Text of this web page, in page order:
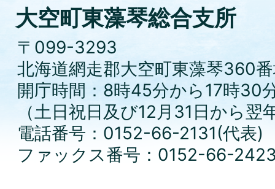
大空町東藻琴総合支所
〒099-3293
北海道網走郡大空町東藻琴360
開庁時間：8時45分から17時30
（土日祝日及び12月31日から
電話番号：0152-66-2131(代表)
ファックス番号：0152-66-